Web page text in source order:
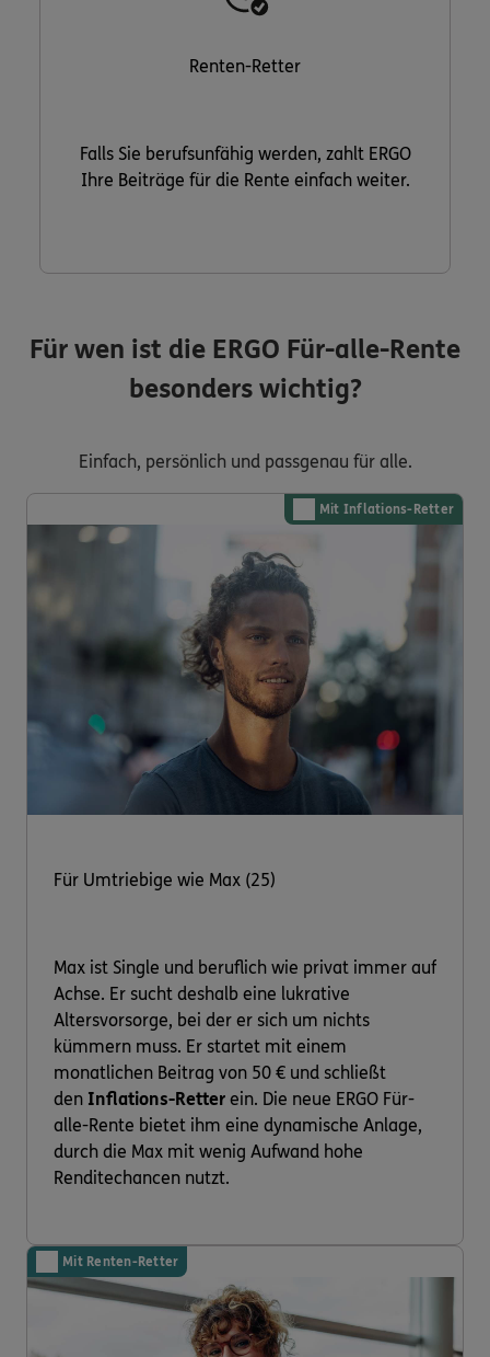
Renten-Retter
Falls Sie berufsunfähig werden, zahlt ERGO
Ihre Beiträge für die Rente einfach weiter.
Für wen ist die ERGO Für-alle-Rente
besonders wichtig?
Einfach, persönlich und passgenau für alle.
Mit Inflations-Retter
Für Umtriebige wie Max (25)
Max ist Single und beruflich wie privat immer auf
Achse. Er sucht deshalb eine lukrative
Altersvorsorge, bei der er sich um nichts
kümmern muss. Er startet mit einem
monatlichen Beitrag von 50 € und schließt
den Inflations-Retter ein. Die neue ERGO Für-
alle-Rente bietet ihm eine dynamische Anlage,
durch die Max mit wenig Aufwand hohe
Renditechancen nutzt.
Mit Renten-Retter